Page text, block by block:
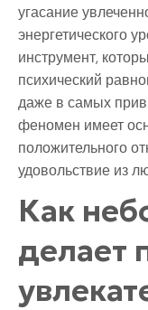
угасание
энергетического
инструмент,
психический
даже в самых
феномен имеет
положительного
удовольствие из
Как
делает